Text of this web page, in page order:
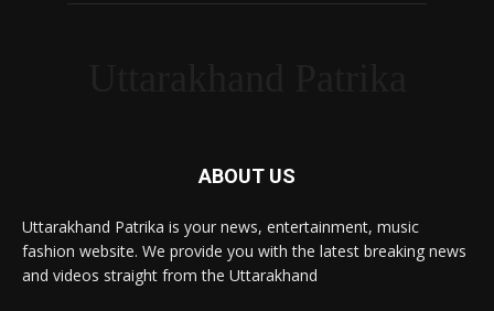
ABOUT US
Uttarakhand Patrika is your news, entertainment, music
fashion website. We provide you with the latest breaking news
and videos straight from the Uttarakhand